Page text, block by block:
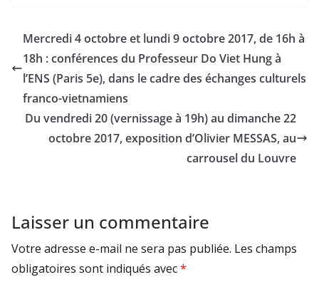
Mercredi 4 octobre et lundi 9 octobre 2017, de 16h à
18h : conférences du Professeur Do Viet Hung à
l’ENS (Paris 5e), dans le cadre des échanges culturels
franco-vietnamiens
Du vendredi 20 (vernissage à 19h) au dimanche 22
octobre 2017, exposition d’Olivier MESSAS, au
carrousel du Louvre
Laisser un commentaire
Votre adresse e-mail ne sera pas publiée. Les champs
obligatoires sont indiqués avec*